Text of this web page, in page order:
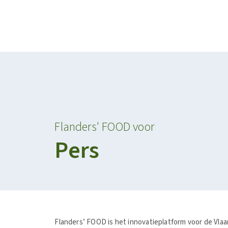
Flanders' FOOD voor
Pers
Flanders’ FOOD is het innovatieplatform voor de